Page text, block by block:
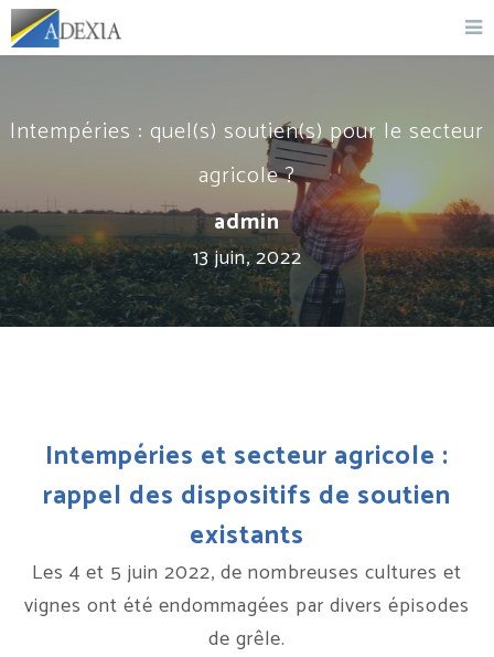
Intempéries : quel(s) soutien(s) pour le secteur
agricole ?
admin
13 juin, 2022
Intempéries et secteur agricole :
rappel des dispositifs de soutien
existants
Les 4 et 5 juin 2022, de nombreuses cultures et
vignes ont été endommagées par divers épisodes
de grêle.